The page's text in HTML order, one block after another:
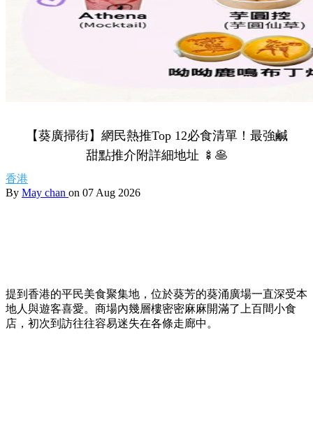
【葵廣掃街】網民熱推Top 12必食清單！最強鹹
甜點推介附詳細地址 🍢🥞
香港
By May chan on 07 Aug 2026
提到香港的平民美食聚集地，位於葵芳的葵涌廣場一直深受本
地人與遊客喜愛。商場內幾層樓密密麻麻開滿了上百間小食
店，初次到訪往往容易迷失在各條走廊中。